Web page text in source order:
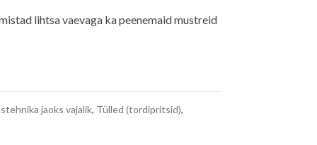
lihtsa vaevaga ka peenemaid mustreid
jaoks vajalik, Tülled (tordipritsid),